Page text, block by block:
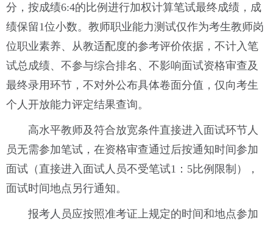
分，按成绩6:4的比例进行加权计算笔试最终成绩，成
绩保留1位小数。教师职业能力测试仅作为考生教师岗
位职业素养、从教适配度的参考评价依据，不计入笔
试总成绩、不参与综合排名、不影响面试资格审查及
最终录用环节，不对外公布具体卷面分值，仅向考生
个人开放能力评定结果查询。
高水平教师及符合放宽条件直接进入面试环节人
员无需参加笔试，在资格审查通过后按通知时间参加
面试（直接进入面试人员不受笔试1：5比例限制），
面试时间地点另行通知。
报考人员应按照准考证上规定的时间和地点参加